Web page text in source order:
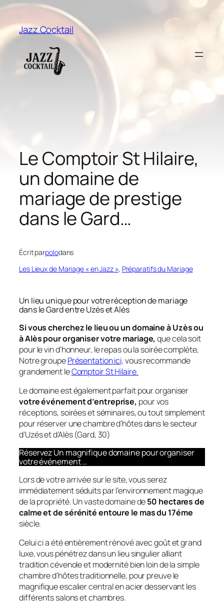
Aller
au
contenu
Jazz Cocktail
Le Comptoir St Hilaire,
un domaine de
mariage de prestige
dans le Gard…
Écrit parpolodans
Les Lieux de Mariage « en Jazz », Préparatifs du Mariage
Un lieu unique pour votre réception de mariage
dans le Gard entre Uzès et Alès
Si vous cherchez le lieu ou un domaine à Uzès ou
à Alès pour organiser votre mariage, que cela soit
pour le vin d’honneur, le repas ou la soirée complète,
Notre groupePrésentation ici,vous recommande
grandement leComptoir St Hilaire.
Le domaine est également parfait pour organiser
votre événement d’entreprise, pour vos
réceptions, soirées et séminaires, ou tout simplement
pour réserver une chambre d’hôtes dans le secteur
d’Uzés et d’Alès (Gard, 30)
Réservez Un magnifique domaine pour organiser
votre événement …
Lors de votre arrivée sur le site, vous serez
immédiatement séduits par l’environnement magique
de la propriété. Un vaste domaine de50 hectares de
calme et de sérénité entoure le mas du 17éme
siècle.
Celui ci a été entièrement rénové avec goût et grand
luxe, vous pénétrez dans un lieu singulier alliant
tradition cévenole et modernité bien loin de la simple
chambre d’hôtes traditionnelle, pour preuve le
magnifique escalier central en acier desservant les
différents salons et chambres.